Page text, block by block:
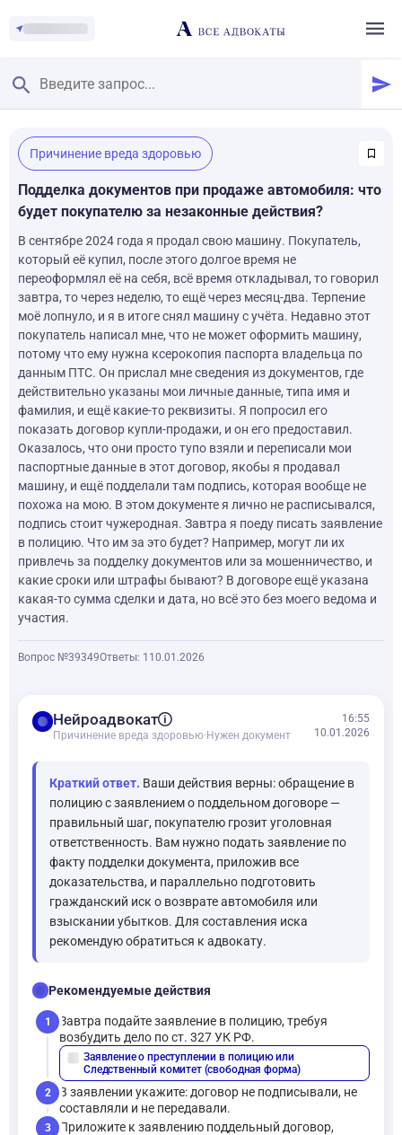
Главная
/
Смотреть заданные вопросы
/
Задать вопрос
Причинение вреда здоровью
Подделка документов при продаже автомобиля: что
будет покупателю за незаконные действия?
В сентябре 2024 года я продал свою машину. Покупатель,
который её купил, после этого долгое время не
переоформлял её на себя, всё время откладывал, то говорил
завтра, то через неделю, то ещё через месяц-два. Терпение
моё лопнуло, и я в итоге снял машину с учёта. Недавно этот
покупатель написал мне, что не может оформить машину,
потому что ему нужна ксерокопия паспорта владельца по
данным ПТС. Он прислал мне сведения из документов, где
действительно указаны мои личные данные, типа имя и
фамилия, и ещё какие-то реквизиты. Я попросил его
показать договор купли-продажи, и он его предоставил.
Оказалось, что они просто тупо взяли и переписали мои
паспортные данные в этот договор, якобы я продавал
машину, и ещё подделали там подпись, которая вообще не
похожа на мою. В этом документе я лично не расписывался,
подпись стоит чужеродная. Завтра я поеду писать заявление
в полицию. Что им за это будет? Например, могут ли их
привлечь за подделку документов или за мошенничество, и
какие сроки или штрафы бывают? В договоре ещё указана
какая-то сумма сделки и дата, но всё это без моего ведома и
участия.
Вопрос №39349Ответы: 1 10.01.2026
balanceНейроадвокат
Причинение вреда здоровью· Нужен документ
16:55
10.01.2026
Краткий ответ. Ваши действия верны: обращение в
полицию с заявлением о поддельном договоре —
правильный шаг, покупателю грозит уголовная
ответственность. Вам нужно подать заявление по
факту подделки документа, приложив все
доказательства, и параллельно подготовить
гражданский иск о возврате автомобиля или
взыскании убытков. Для составления иска
рекомендую обратиться к адвокату.
checklistРекомендуемые действия
1
Завтра подайте заявление в полицию, требуя
возбудить дело по ст. 327 УК РФ.
Заявление о преступлении в полицию или
Следственный комитет (свободная форма)
2
В заявлении укажите: договор не подписывали, не
составляли и не передавали.
3
Приложите к заявлению поддельный договор,